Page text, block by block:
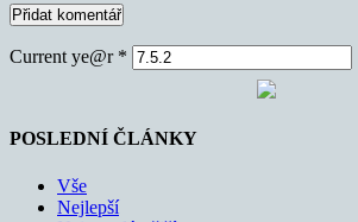
Current ye@r *
POSLEDNÍ ČLÁNKY
Vše
Nejlepší